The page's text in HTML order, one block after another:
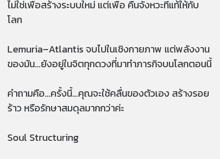
ไม่ใช่เพื่อสร้างระบบใหม่ แต่เพื่อ คืนจังหวะที่แท้ให้กับ
โลก
Lemuria–Atlantis จบไปในเชิงกายภาพ แต่พลังงาน
ของมัน…ยังอยู่ในจิตทุกดวงที่มาทำภารกิจบนโลกตอนนี้
คำถามคือ...ครั้งนี้…คุณจะใช้คลื่นของตัวเอง สร้างรอย
ร้าว หรือรักษาสมดุลมากกว่าค่ะ
Soul Structuring